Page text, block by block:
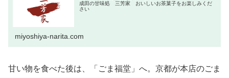
成田の甘味処 三芳家 おいしいお茶菓子をお楽しみくだ
さい
miyoshiya-narita.com
甘い物を食べた後は、「ごま福堂」へ。京都が本店のごま